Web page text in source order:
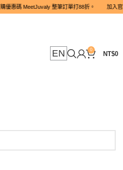
購優惠碼 MeetJuvaly 整筆訂單
EN 0
NT$0